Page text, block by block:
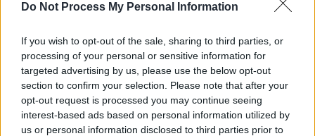
Do Not Process My Personal Information
If you wish to opt-out of the sale, sharing to third parties, or
processing of your personal or sensitive information for
targeted advertising by us, please use the below opt-out
section to confirm your selection. Please note that after your
opt-out request is processed you may continue seeing
interest-based ads based on personal information utilized by
us or personal information disclosed to third parties prior to